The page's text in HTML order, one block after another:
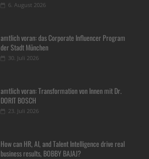
6. August 2026
amtlich voran: das Corporate Influencer Program
der Stadt München
30. Juli 2026
amtlich voran: Transformation von Innen mit Dr.
DORIT BOSCH
23. Juli 2026
How can HR, AI, and Talent Intelligence drive real
business results, BOBBY BAJAJ?